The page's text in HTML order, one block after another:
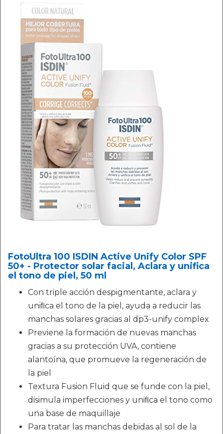
FotoUltra 100 ISDIN Active Unify Color SPF
50+ - Protector solar facial, Aclara y unifica
el tono de piel, 50 ml
Con triple acción despigmentante, aclara y
uniﬁca el tono de la piel, ayuda a reducir las
manchas solares gracias al dp3-unify complex
Previene la formación de nuevas manchas
gracias a su protección UVA, contiene
alantoína, que promueve la regeneración de
la piel
Textura Fusion Fluid que se funde con la piel,
disimula imperfecciones y uniﬁca el tono como
una base de maquillaje
Para tratar las manchas debidas al sol de la